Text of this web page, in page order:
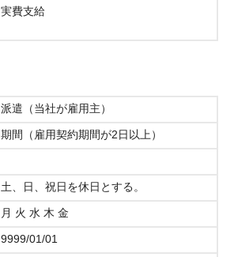
実費支給
派遣（当社が雇用主）
期間（雇用契約期間が2日以上）
土、日、祝日を休日とする。
月 火 水 木 金
9999/01/01